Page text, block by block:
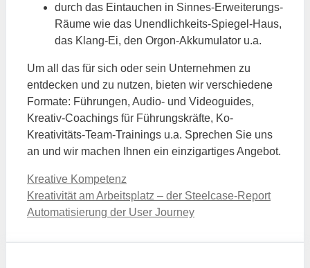
durch das Eintauchen in Sinnes-Erweiterungs-
Räume wie das Unendlichkeits-Spiegel-Haus,
das Klang-Ei, den Orgon-Akkumulator u.a.
Um all das für sich oder sein Unternehmen zu
entdecken und zu nutzen, bieten wir verschiedene
Formate: Führungen, Audio- und Videoguides,
Kreativ-Coachings für Führungskräfte, Ko-
Kreativitäts-Team-Trainings u.a. Sprechen Sie uns
an und wir machen Ihnen ein einzigartiges Angebot.
Kategorien
Kreative Kompetenz
Kreativität am Arbeitsplatz – der Steelcase-Report
Automatisierung der User Journey